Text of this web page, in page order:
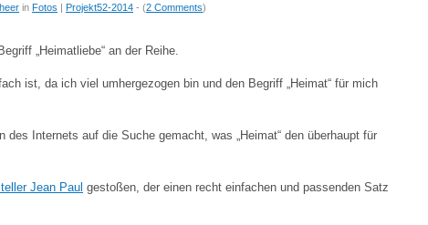
in Fotos | Projekt52-2014 - (2 Comments)
„Heimatliebe“ an der Reihe.
ist, da ich viel umhergezogen bin und den Begriff „Heimat“ für mich
des Internets auf die Suche gemacht, was „Heimat“ den überhaupt für
Jean Paul gestoßen, der einen recht einfachen und passenden Satz